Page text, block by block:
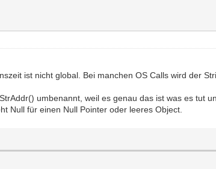
ist nicht global. Bei manchen OS Calls wird der
umbenannt, weil es genau das ist was es tut
Null für einen Null Pointer oder leeres Object.